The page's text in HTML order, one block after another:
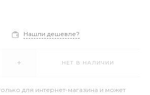
Нашли дешевле?
+ НЕТ В НАЛИЧИИ
для интернет-магазина и может